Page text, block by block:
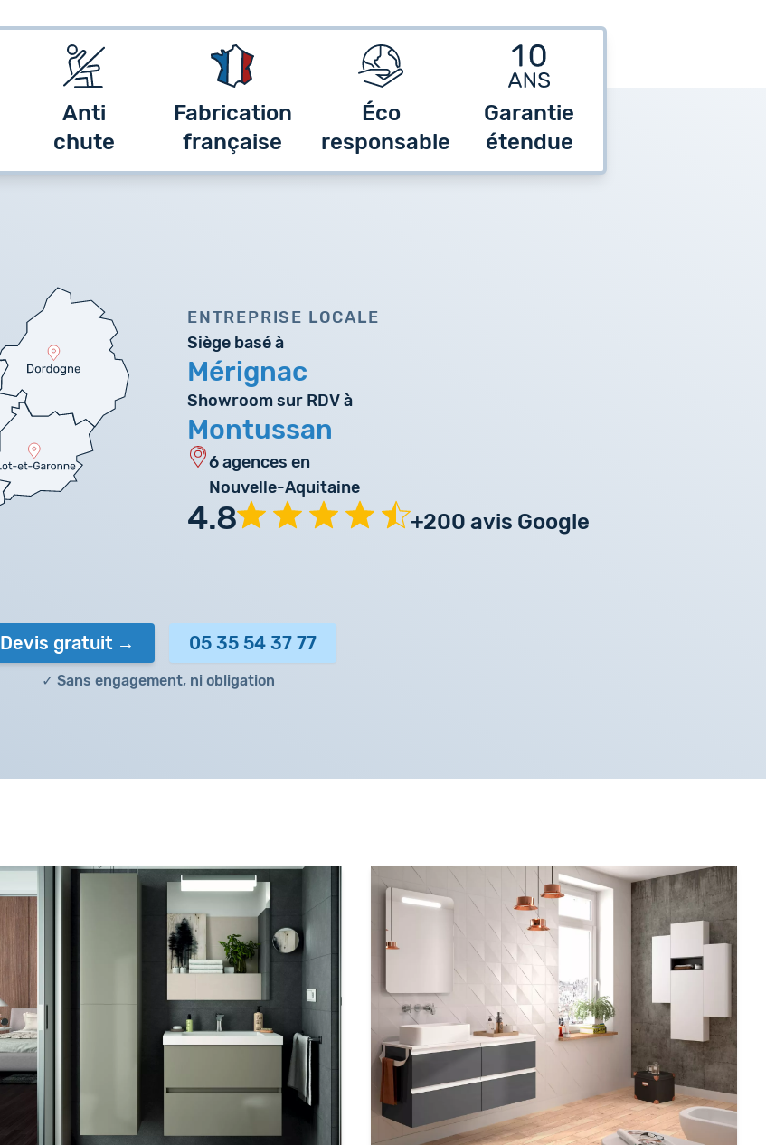
Anti
chute
Fabrication
française
Éco
responsable
Garantie
étendue
ENTREPRISE LOCALE
Siège basé à
Mérignac
Showroom sur RDV à
Montussan
6 agences en
Nouvelle-Aquitaine
4.8 +200 avis Google
Devis gratuit 05 35 54 37 77
✓ Sans engagement, ni obligation